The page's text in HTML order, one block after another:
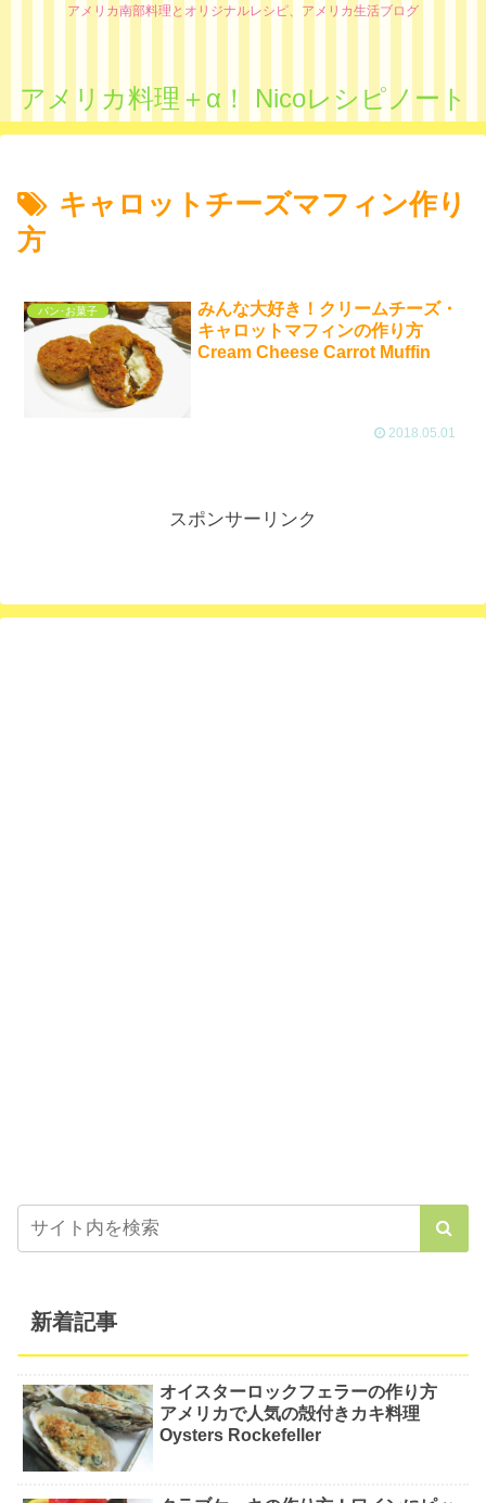
アメリカ南部料理とオリジナルレシピ、アメリカ生活ブログ
アメリカ料理＋α！ Nicoレシピノート
キャロットチーズマフィン作り
方
パン･お菓子
みんな大好き！クリームチーズ・
キャロットマフィンの作り方
Cream Cheese Carrot Muffin
2018.05.01
スポンサーリンク
新着記事
オイスターロックフェラーの作り方
アメリカで人気の殻付きカキ料理
Oysters Rockefeller